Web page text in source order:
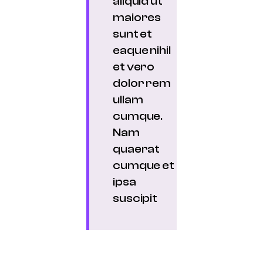
maiores
sunt et
eaque nihil
et vero
dolor rem
ullam
cumque.
Nam
quaerat
cumque et
ipsa
suscipit